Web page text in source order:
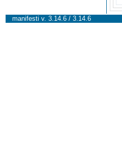
manifesti v. 3.14.6 / 3.14.6